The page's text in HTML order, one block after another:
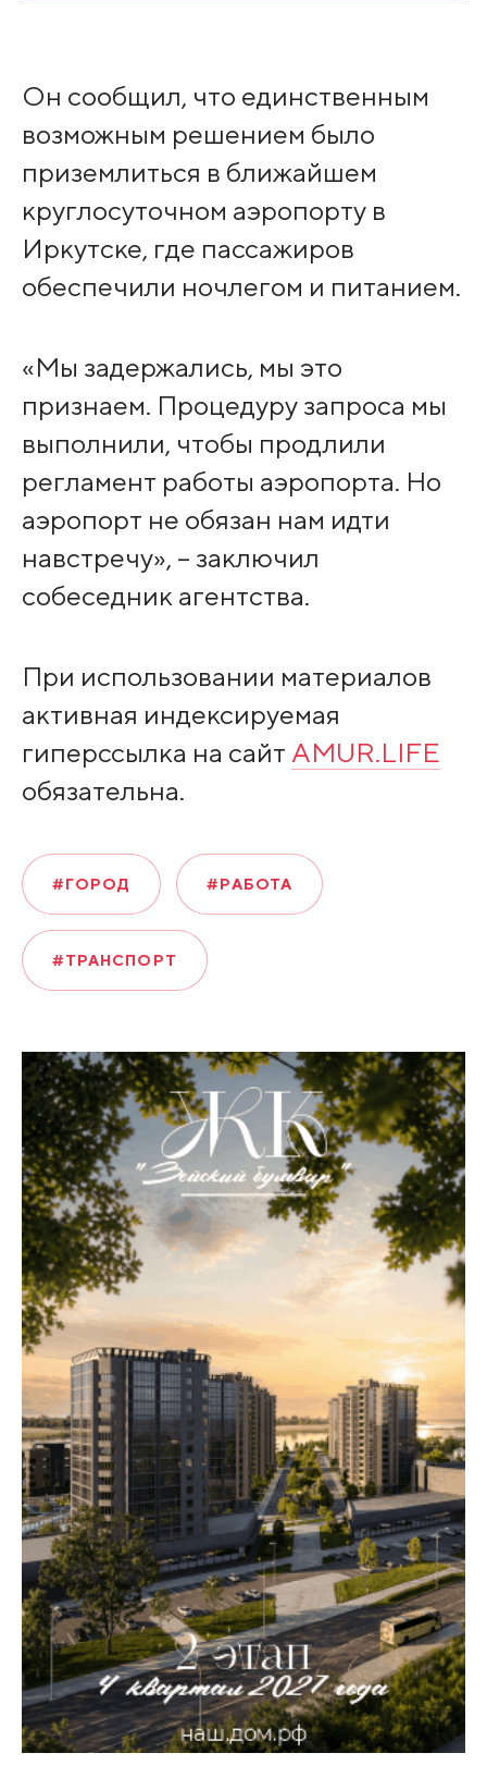
Он сообщил, что единственным
возможным решением было
приземлиться в ближайшем
круглосуточном аэропорту в
Иркутске, где пассажиров
обеспечили ночлегом и питанием.
«Мы задержались, мы это
признаем. Процедуру запроса мы
выполнили, чтобы продлили
регламент работы аэропорта. Но
аэропорт не обязан нам идти
навстречу», – заключил
собеседник агентства.
При использовании материалов
активная индексируемая
гиперссылка на сайт AMUR.LIFE
обязательна.
#ГОРОД #РАБОТА
#ТРАНСПОРТ